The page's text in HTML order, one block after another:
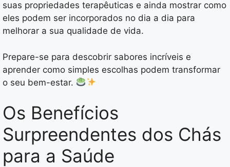
suas propriedades terapêuticas e ainda mostrar como
eles podem ser incorporados no dia a dia para
melhorar a sua qualidade de vida.
Prepare-se para descobrir sabores incríveis e
aprender como simples escolhas podem transformar
o seu bem-estar.
Os Benefícios
Surpreendentes dos Chás
para a Saúde